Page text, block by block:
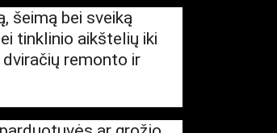
šeimą bei sveiką
tinklinio aikštelių iki
remonto ir